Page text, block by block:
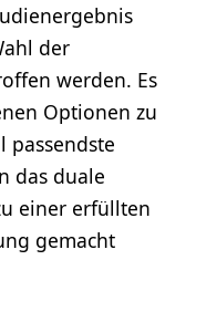
der
werden. Es
Optionen zu
das duale
einer erfüllten
gemacht